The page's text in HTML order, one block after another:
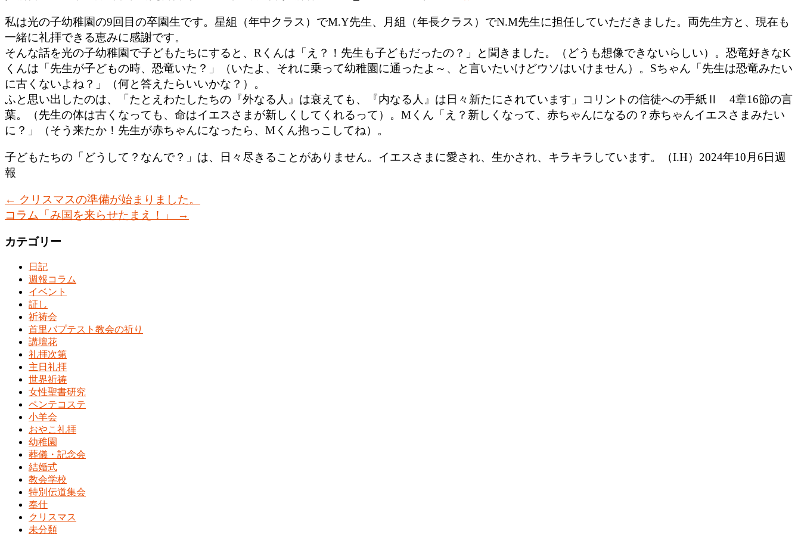
私は光の子幼稚園の9回目の卒園生です。星組（年中クラス）でM.Y先生、月組（年長クラス）でN.M先生に担任していただきました。両先生方と、現在も
一緒に礼拝できる恵みに感謝です。
そんな話を光の子幼稚園で子どもたちにすると、Rくんは「え？！先生も子どもだったの？」と聞きました。（どうも想像できないらしい）。恐竜好きなK
くんは「先生が子どもの時、恐竜いた？」（いたよ、それに乗って幼稚園に通ったよ～、と言いたいけどウソはいけません）。Sちゃん「先生は恐竜みたい
に古くないよね？」（何と答えたらいいかな？）。
ふと思い出したのは、「たとえわたしたちの『外なる人』は衰えても、『内なる人』は日々新たにされています」コリントの信徒への手紙Ⅱ 4章16節の言
葉。（先生の体は古くなっても、命はイエスさまが新しくしてくれるって）。Mくん「え？新しくなって、赤ちゃんになるの？赤ちゃんイエスさまみたい
に？」（そう来たか！先生が赤ちゃんになったら、Mくん抱っこしてね）。
子どもたちの「どうして？なんで？」は、日々尽きることがありません。イエスさまに愛され、生かされ、キラキラしています。（I.H）2024年10月6日週
報
← クリスマスの準備が始まりました。
コラム「み国を来らせたまえ！」
→
カテゴリー
日記
週報コラム
イベント
証し
祈祷会
首里バプテスト教会の祈り
講壇花
礼拝次第
主日礼拝
世界祈祷
女性聖書研究
ペンテコステ
小羊会
おやこ礼拝
幼稚園
葬儀・記念会
結婚式
教会学校
特別伝道集会
奉仕
クリスマス
未分類